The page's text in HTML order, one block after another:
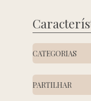
Características
CATEGORIAS
PARTILHAR